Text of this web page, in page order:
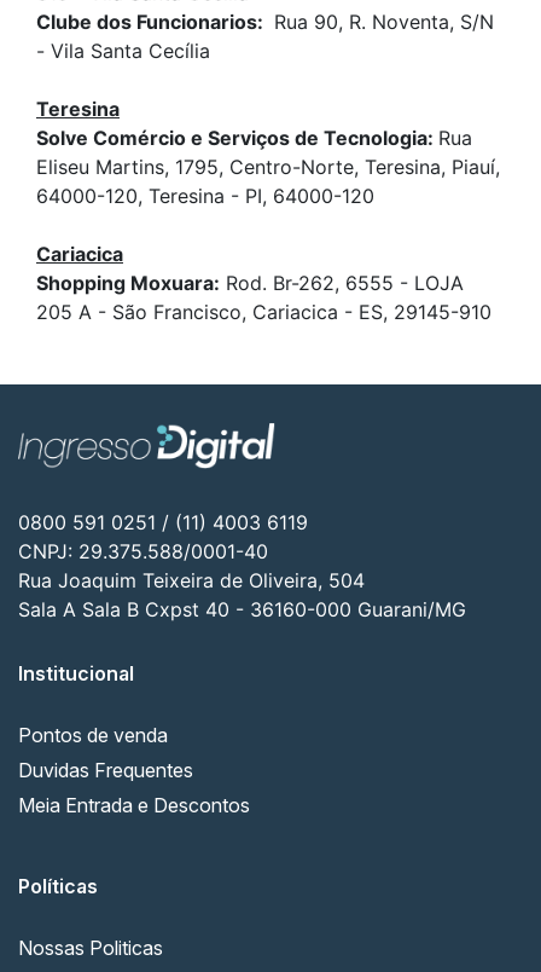
Clube dos Funcionarios: Rua 90, R. Noventa, S/N
- Vila Santa Cecília
Teresina
Solve Comércio e Serviços de Tecnologia: Rua
Eliseu Martins, 1795, Centro-Norte, Teresina, Piauí,
64000-120, Teresina - PI, 64000-120
Cariacica
Shopping Moxuara: Rod. Br-262, 6555 - LOJA
205 A - São Francisco, Cariacica - ES, 29145-910
0800 591 0251 / (11) 4003 6119
CNPJ: 29.375.588/0001-40
Rua Joaquim Teixeira de Oliveira, 504
Sala A Sala B Cxpst 40 - 36160-000 Guarani/MG
Institucional
Pontos de venda
Duvidas Frequentes
Meia Entrada e Descontos
Políticas
Nossas Politicas